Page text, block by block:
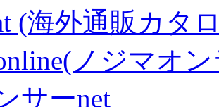
(海外通販カタ
ノジマオ
サーnet